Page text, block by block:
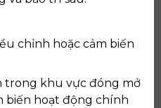
chỉnh hoặc cảm biến
trong khu vực đóng mở
biến hoạt động chính